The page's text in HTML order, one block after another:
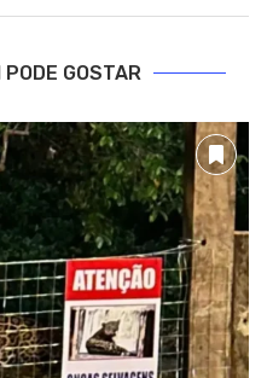
GOSTAR